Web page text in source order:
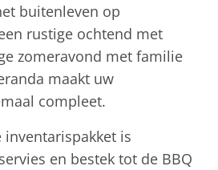
buitenleven op
rustige ochtend met
zomeravond met familie
maakt uw
compleet.
is
en bestek tot de BBQ